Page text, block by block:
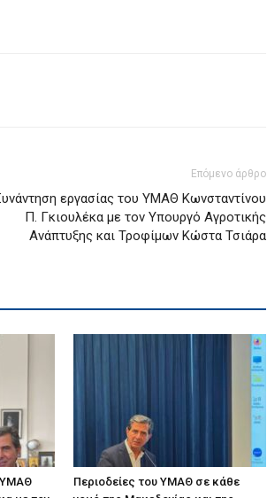
Επόμενο άρθρο
εργασίας του ΥΜΑΘ Κωνσταντίνου
Π. Γκιουλέκα με τον Υπουργό Αγροτικής
Ανάπτυξης και Τροφίμων Κώστα Τσιάρα
ΥΜΑΘ
Περιοδείες του ΥΜΑΘ σε κάθε